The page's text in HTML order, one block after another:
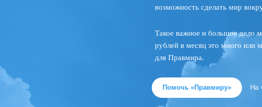
возможность сделать мир
Такое важное и большое дело
рублей в месяц это много или
для Правмира.
Помочь «Правмиру» На